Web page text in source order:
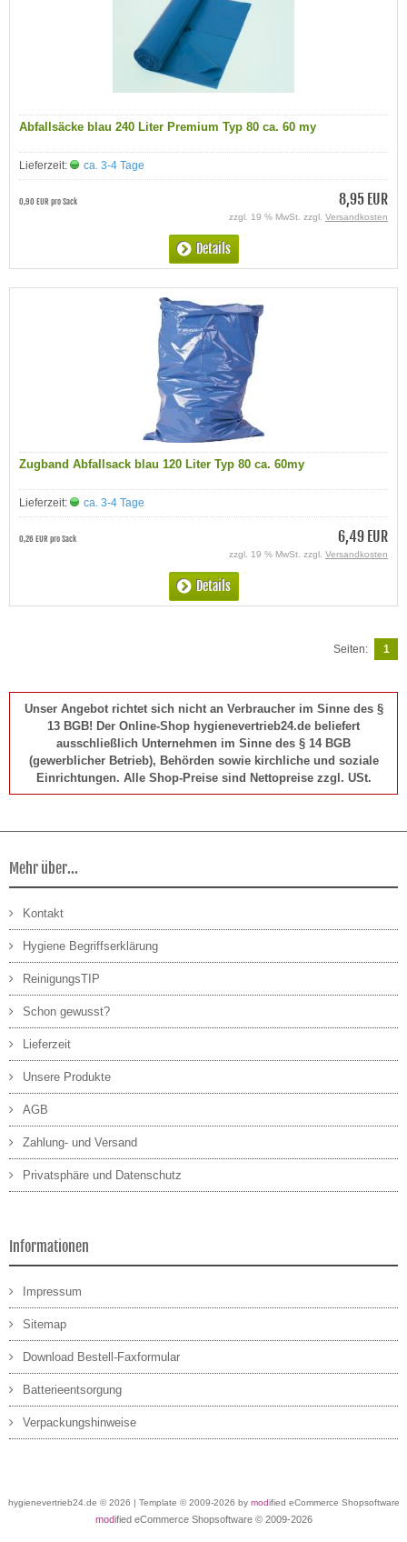
Abfallsäcke blau 240 Liter Premium Typ 80 ca. 60 my
Lieferzeit: ca. 3-4 Tage
8,95 EUR
0,90 EUR pro Sack
zzgl. 19 % MwSt. zzgl. Versandkosten
Details
Zugband Abfallsack blau 120 Liter Typ 80 ca. 60my
Lieferzeit: ca. 3-4 Tage
6,49 EUR
0,26 EUR pro Sack
zzgl. 19 % MwSt. zzgl. Versandkosten
Details
Seiten: 1
Unser Angebot richtet sich nicht an Verbraucher im Sinne des §
13 BGB! Der Online-Shop hygienevertrieb24.de beliefert
ausschließlich Unternehmen im Sinne des § 14 BGB
(gewerblicher Betrieb), Behörden sowie kirchliche und soziale
Einrichtungen. Alle Shop-Preise sind Nettopreise zzgl. USt.
Mehr über...
Kontakt
Hygiene Begriffserklärung
ReinigungsTIP
Schon gewusst?
Lieferzeit
Unsere Produkte
AGB
Zahlung- und Versand
Privatsphäre und Datenschutz
Informationen
Impressum
Sitemap
Download Bestell-Faxformular
Batterieentsorgung
Verpackungshinweise
hygienevertrieb24.de © 2026 | Template © 2009-2026 by modified eCommerce Shopsoftware
modified eCommerce Shopsoftware © 2009-2026